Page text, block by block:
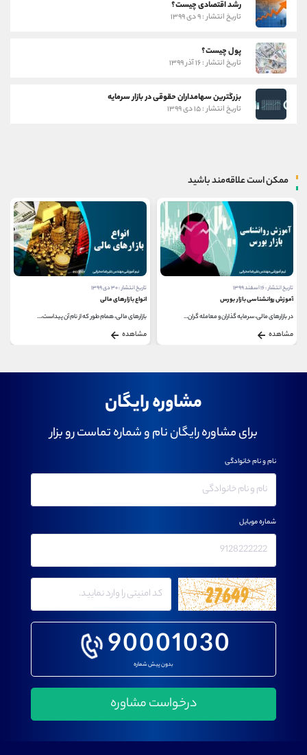
رشد اقتصادی چیست؟
تاریخ انتشار : ۹ دی ۱۳۹۹
پول چیست؟
تاریخ انتشار : ۱۶ آذر ۱۳۹۹
بزرگترین سهامداران حقوقی در بازار سرمایه
تاریخ انتشار : ۱۵ دی ۱۳۹۹
ممکن است علاقه‌مند باشید
تاریخ انتشار : ۱۶ اسفند ۱۳۹۹
آموزش روانشناسی بازار بورس
در بازارهای مالی، سرمایه گذاران و معامله گران...
مشاهده
تاریخ انتشار : ۳۰ دی ۱۳۹۹
انواع بازارهای مالی
بازارهای مالی، همام طور که از نام آن پیداست،...
مشاهده
مشاوره رایگان
برای مشاوره رایگان نام و شماره تماست رو بزار
90001030
بدون پیش شماره
نام و نام خانوادگی
شماره موبایل